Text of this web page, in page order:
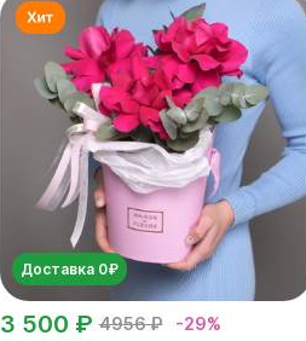
Доставка 0₽
4956 ₽ -29%
3 500 ₽